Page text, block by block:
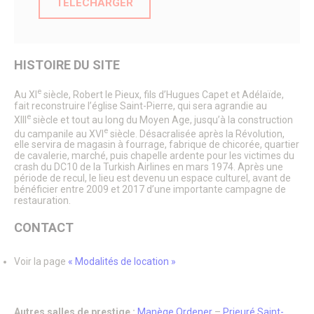
Accueil de loisirs des vacances scolaires
Accueils périscolaires & mercredis loisirs
Paiement PayFiP
La rue aux enfants
Forum Sciences
Le Pôle Ressources Sciences
Annuaire APRES
Jeunesse
Le Conseil Municipal des Jeunes
Service jeunesse – Spot
Animations Jeunesse
Pass Permis Citoyen
Le CIO de Senlis
Annuaire APRES
Seniors
Maisons de retraite et résidence
TÉLÉCHARGER
HISTOIRE DU SITE
Au XI e siècle, Robert le Pieux, fils d’Hugues Capet et Adélaïde,
fait reconstruire l’église Saint-Pierre, qui sera agrandie au
XIII
e siècle et tout au long du Moyen Age, jusqu’à la construction
du campanile au XVIe siècle. Désacralisée après la Révolution,
elle servira de magasin à fourrage, fabrique de chicorée, quartier
de cavalerie, marché, puis chapelle ardente pour les victimes du
crash du DC10 de la Turkish Airlines en mars 1974. Après une
période de recul, le lieu est devenu un espace culturel, avant de
bénéficier entre 2009 et 2017 d’une importante campagne de
restauration.
CONTACT
Voir la page « Modalités de location »